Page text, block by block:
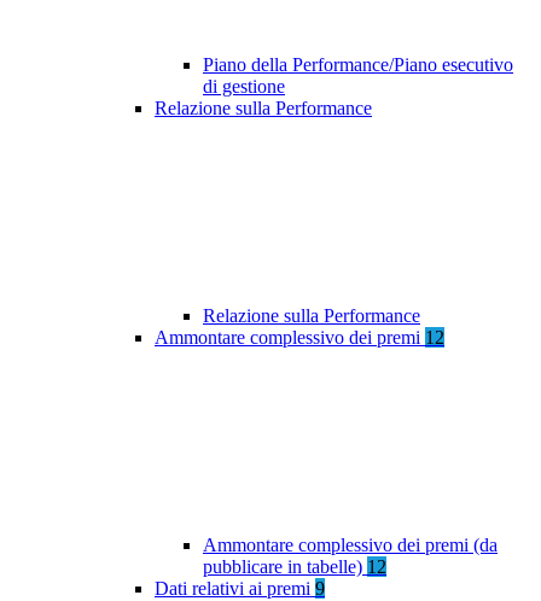
Piano della Performance/Piano esecutivo
di gestione
Relazione sulla Performance
Relazione sulla Performance
Ammontare complessivo dei premi 12
Ammontare complessivo dei premi (da
pubblicare in tabelle) 12
Dati relativi ai premi 9